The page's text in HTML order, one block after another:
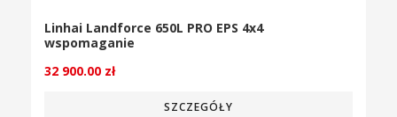
Linhai Landforce 650L PRO EPS 4x4
wspomaganie
32 900.00 zł
SZCZEGÓŁY